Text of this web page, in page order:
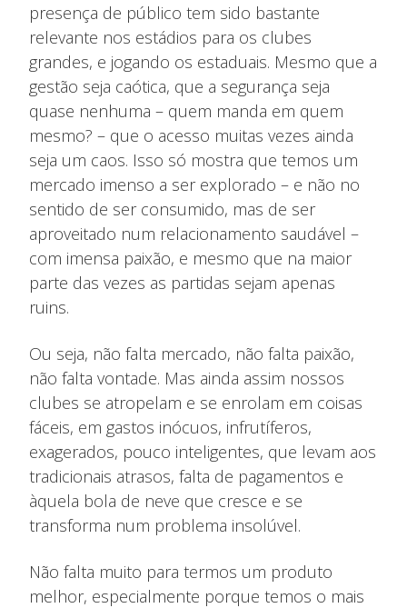
presença de público tem sido bastante
relevante nos estádios para os clubes
grandes, e jogando os estaduais. Mesmo que a
gestão seja caótica, que a segurança seja
quase nenhuma – quem manda em quem
mesmo? – que o acesso muitas vezes ainda
seja um caos. Isso só mostra que temos um
mercado imenso a ser explorado – e não no
sentido de ser consumido, mas de ser
aproveitado num relacionamento saudável –
com imensa paixão, e mesmo que na maior
parte das vezes as partidas sejam apenas
ruins.
Ou seja, não falta mercado, não falta paixão,
não falta vontade. Mas ainda assim nossos
clubes se atropelam e se enrolam em coisas
fáceis, em gastos inócuos, infrutíferos,
exagerados, pouco inteligentes, que levam aos
tradicionais atrasos, falta de pagamentos e
àquela bola de neve que cresce e se
transforma num problema insolúvel.
Não falta muito para termos um produto
melhor, especialmente porque temos o mais